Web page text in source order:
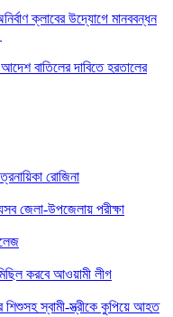
ক্লাবের উদ্যোগে মানববন্ধন
বাতিলের দাবিতে হরতালের
রোজিনা
জেলা-উপজেলায় পরীক্ষা
করবে আওয়ামী লীগ
স্বামী-স্ত্রীকে কুপিয়ে আহত